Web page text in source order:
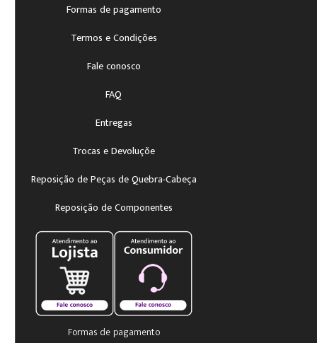
Formas de pagamento
Termos e Condições
Fale conosco
FAQ
Entregas
Trocas e Devoluçõe
Reposição de Peças de Quebra-Cabeça
Reposição de Componentes
Formas de pagamento